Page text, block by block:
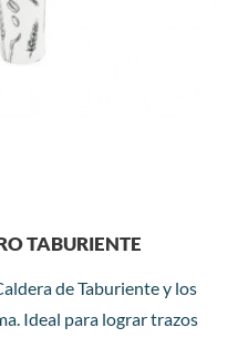
TABURIENTE
de Taburiente y los
Ideal para lograr trazos